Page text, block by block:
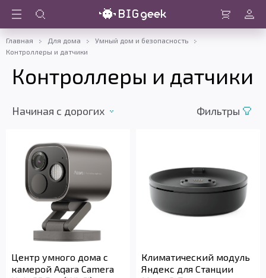
Войти
Главная Для дома
Умный дом и безопасность
Контроллеры и датчики
Контроллеры и датчики
Начиная с дорогих Фильтры
Центр умного дома с
камерой Aqara Camera
Климатический модуль
Яндекс для Станции